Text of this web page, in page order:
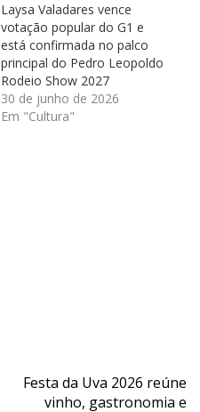
Laysa Valadares vence
votação popular do G1 e
está confirmada no palco
principal do Pedro Leopoldo
Rodeio Show 2027
30 de junho de 2026
Em "Cultura"
Festa da Uva 2026 reúne
vinho, gastronomia e